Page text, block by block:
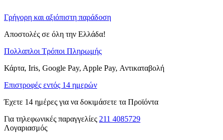
Γρήγορη και αξιόπιστη παράδοση
Αποστολές σε όλη την Ελλάδα!
Πολλαπλοι Τρόποι Πληρωμής
Κάρτα, Iris, Google Pay, Apple Pay, Αντικαταβολή
Επιστροφές εντός 14 ημερών
Έχετε 14 ημέρες για να δοκιμάσετε τα Προϊόντα
Για τηλεφωνικές παραγγελίες 211 4085729
Λογαριασμός